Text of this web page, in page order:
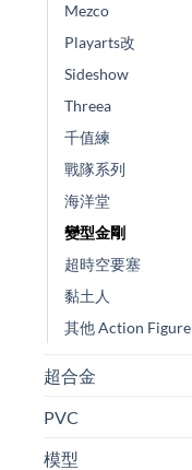
Mezco
Playarts改
Sideshow
Threea
千值練
戰隊系列
海洋堂
變型金剛
超時空要塞
黏土人
其他 Action Figure
超合金
PVC
模型